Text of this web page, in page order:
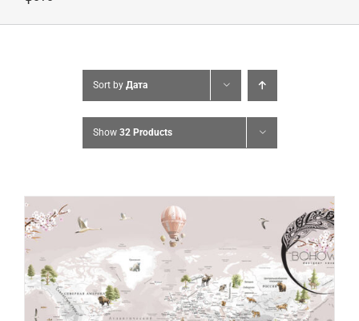
Sort by Дата
Show 32 Products